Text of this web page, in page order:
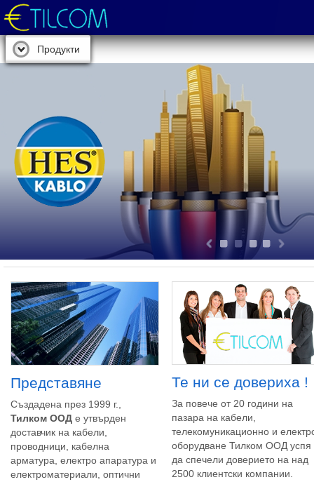
Продукти
Представяне
Създадена през 1999 г.,
Тилком ООДе утвърден
доставчик на кабели,
проводници, кабелна
арматура, електро апаратура и
електроматериали, оптични
Те ни се довериха !
За повече от 20 години на
пазара на кабели,
телекомуникационно и
оборудване Тилком ООД успя
да спечели доверието на над
2500 клиентски компании.